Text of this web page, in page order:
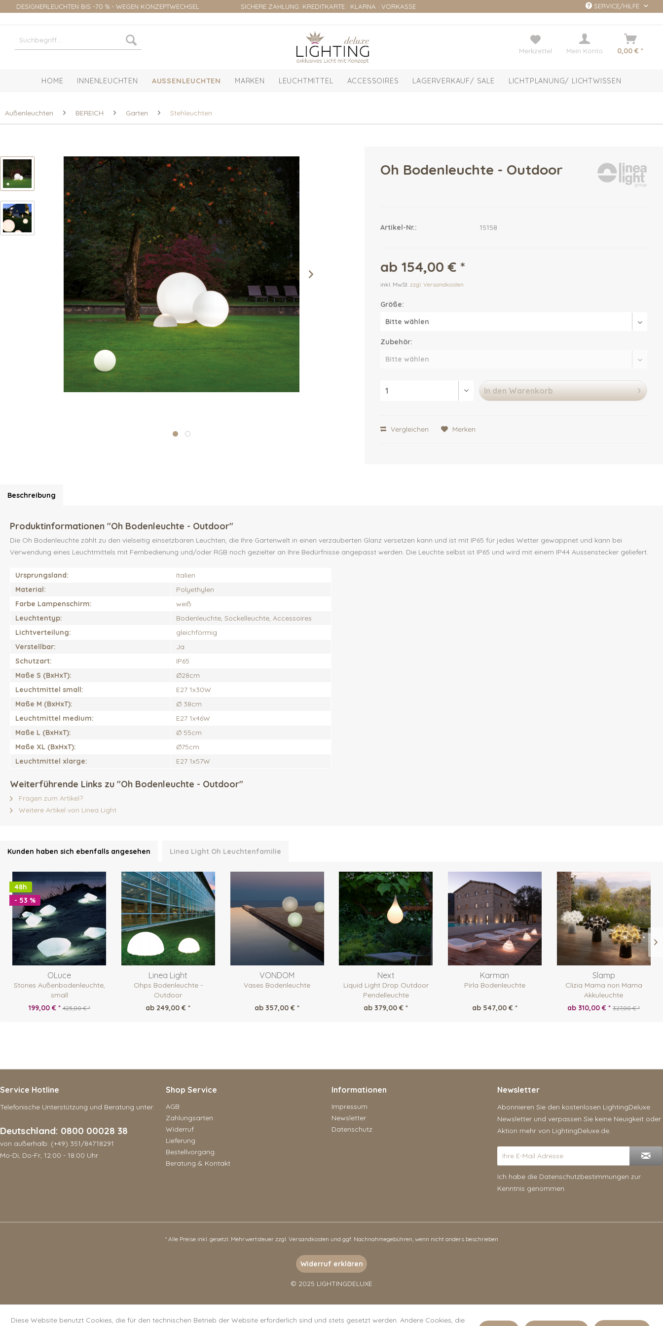
DESIGNERLEUCHTEN BIS -70 % - WEGEN KONZEPTWECHSEL SICHERE ZAHLUNG: KREDITKARTE · KLARNA · VORKASSE SERVICE/HILFE
Merkzettel Mein Konto 0,00 € *
HOME INNENLEUCHTEN AUSSENLEUCHTEN MARKEN LEUCHTMITTEL ACCESSOIRES LAGERVERKAUF/ SALE LICHTPLANUNG/ LICHTWISSEN
Außenleuchten BEREICH Garten Stehleuchten
Oh Bodenleuchte - Outdoor
Artikel-Nr.: 15158
ab 154,00 € *
inkl. MwSt. zzgl. Versandkosten
Größe:
Zubehör:
In den Warenkorb
Vergleichen Merken
Beschreibung
Produktinformationen "Oh Bodenleuchte - Outdoor"
Die Oh Bodenleuchte zählt zu den vielseitig einsetzbaren Leuchten, die Ihre Gartenwelt in einen verzauberten Glanz versetzen kann und ist mit IP65 für jedes Wetter gewappnet und kann bei
Verwendung eines Leuchtmittels mit Fernbedienung und/oder RGB noch gezielter an Ihre Bedürfnisse angepasst werden. Die Leuchte selbst ist IP65 und wird mit einem IP44 Aussenstecker geliefert.
Ursprungsland:
Italien
Material:
Polyethylen
Farbe Lampenschirm:
weiß
Leuchtentyp:
Bodenleuchte, Sockelleuchte, Accessoires
Lichtverteilung:
gleichförmig
Verstellbar:
Ja
Schutzart:
IP65
Maße S (BxHxT):
Ø28cm
Leuchtmittel small:
E27 1x30W
Maße M (BxHxT):
Ø 38cm
Leuchtmittel medium:
E27 1x46W
Maße L (BxHxT):
Ø 55cm
Maße XL (BxHxT):
Ø75cm
Leuchtmittel xlarge:
E27 1x57W
Weiterführende Links zu "Oh Bodenleuchte - Outdoor"
Fragen zum Artikel?
Weitere Artikel von Linea Light
Kunden haben sich ebenfalls angesehen Linea Light Oh Leuchtenfamilie
48h
- 53 %
OLuce
Stones Außenbodenleuchte,
small
199,00 € * 425,00 € *
Linea Light
Ohps Bodenleuchte -
Outdoor
ab 249,00 € *
VONDOM
Vases Bodenleuchte
ab 357,00 € *
Next
Liquid Light Drop Outdoor
Pendelleuchte
ab 379,00 € *
Karman
Pirla Bodenleuchte
ab 547,00 € *
Slamp
Clizia Mama non Mama
Akkuleuchte
ab 310,00 € * 327,00 € *
Service Hotline
Telefonische Unterstützung und Beratung unter:
Deutschland: 0800 00028 38
von außerhalb: (+49) 351/84718291
Mo-Di, Do-Fr, 12:00 - 18:00 Uhr
Shop Service
AGB
Zahlungsarten
Widerruf
Lieferung
Bestellvorgang
Beratung & Kontakt
Informationen
Impressum
Newsletter
Datenschutz
Newsletter
Abonnieren Sie den kostenlosen LightingDeluxe
Newsletter und verpassen Sie keine Neuigkeit oder
Aktion mehr von LightingDeluxe.de.
Ich habe die Datenschutzbestimmungen zur
Kenntnis genommen.
* Alle Preise inkl. gesetzl. Mehrwertsteuer zzgl. Versandkosten und ggf. Nachnahmegebühren, wenn nicht anders beschrieben
Widerruf erklären
© 2025 LIGHTINGDELUXE
Diese Website benutzt Cookies, die für den technischen Betrieb der Website erforderlich sind und stets gesetzt werden. Andere Cookies, die